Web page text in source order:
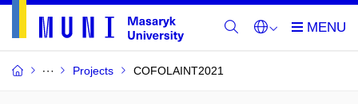
Projects COFOLAINT2021